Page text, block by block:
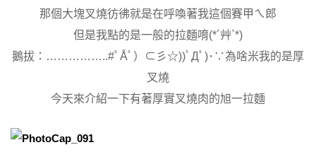
那個大塊叉燒彷彿就是在呼喚著我這個賽甲ㄟ郎
但是我點的是一般的拉麵唷(*´艸`*)
鵝拔：……………..#ﾟÅﾟ）⊂彡☆))ﾟДﾟ)･∵為啥米我的是厚
叉燒
今天來介紹一下有著厚實叉燒肉的旭一拉麵